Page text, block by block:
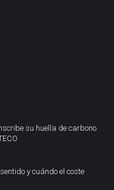
su huella de carbono
y cuándo el coste